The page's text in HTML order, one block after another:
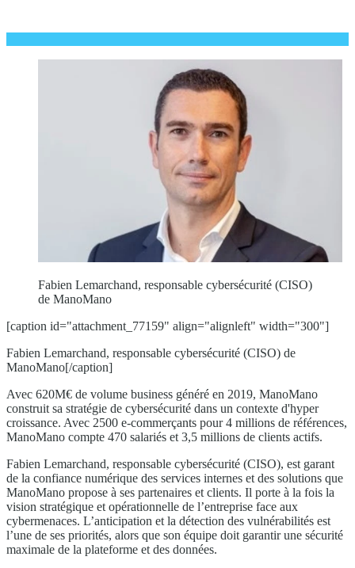
Fabien Lemarchand, responsable cybersécurité (CISO)
de ManoMano
[caption id="attachment_77159" align="alignleft" width="300"]
Fabien Lemarchand, responsable cybersécurité (CISO) de
ManoMano[/caption]
Avec 620M€ de volume business généré en 2019, ManoMano
construit sa stratégie de cybersécurité dans un contexte d'hyper
croissance. Avec 2500 e-commerçants pour 4 millions de références,
ManoMano compte 470 salariés et 3,5 millions de clients actifs.
Fabien Lemarchand, responsable cybersécurité (CISO), est garant
de la confiance numérique des services internes et des solutions que
ManoMano propose à ses partenaires et clients. Il porte à la fois la
vision stratégique et opérationnelle de l’entreprise face aux
cybermenaces. L’anticipation et la détection des vulnérabilités est
l’une de ses priorités, alors que son équipe doit garantir une sécurité
maximale de la plateforme et des données.